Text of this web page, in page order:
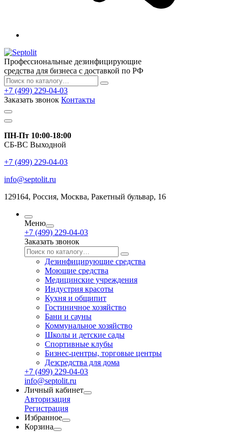
Профессиональные дезинфицирующие
средства для бизнеса с доставкой по РФ
+7 (499) 229-04-03
Заказать звонок Контакты
ПН-Пт 10:00-18:00
СБ-ВС Выходной
+7 (499) 229-04-03
info@septolit.ru
129164, Россия, Москва, Ракетный бульвар, 16
Меню
+7 (499) 229-04-03
Заказать звонок
Дезинфицирующие средства
Моющие средства
Медицинские учреждения
Индустрия красоты
Кухня и общипит
Гостиничное хозяйство
Бани и сауны
Коммунальное хозяйство
Школы и детские сады
Спортивные клубы
Бизнес-центры, торговые центры
Дезсредства для дома
+7 (499) 229-04-03
info@septolit.ru
Личный кабинет
Авторизация
Регистрация
Избранное
Корзина